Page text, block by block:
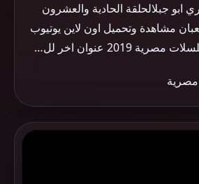
ابو جبلالحلقة الحادية والعشرون
مشاهدة وتحميل اون لاين يوتيوب